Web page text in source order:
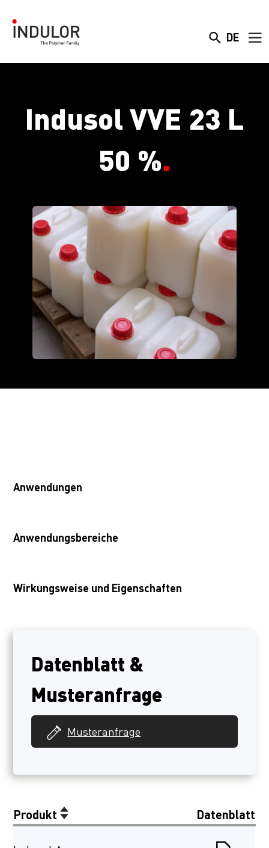
DE
Indusol VVE 23 L
50 %.
Anwendungen
Anwendungsbereiche
Wirkungsweise und Eigenschaften
Datenblatt &
Musteranfrage
Musteranfrage
Produkt Datenblatt